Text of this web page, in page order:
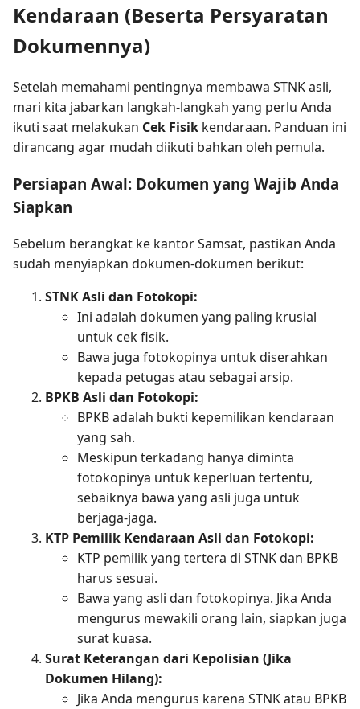
Kendaraan (Beserta Persyaratan
Dokumennya)
Setelah memahami pentingnya membawa STNK asli,
mari kita jabarkan langkah-langkah yang perlu Anda
ikuti saat melakukan Cek Fisik kendaraan. Panduan ini
dirancang agar mudah diikuti bahkan oleh pemula.
Persiapan Awal: Dokumen yang Wajib Anda
Siapkan
Sebelum berangkat ke kantor Samsat, pastikan Anda
sudah menyiapkan dokumen-dokumen berikut:
STNK Asli dan Fotokopi:
Ini adalah dokumen yang paling krusial
untuk cek fisik.
Bawa juga fotokopinya untuk diserahkan
kepada petugas atau sebagai arsip.
BPKB Asli dan Fotokopi:
BPKB adalah bukti kepemilikan kendaraan
yang sah.
Meskipun terkadang hanya diminta
fotokopinya untuk keperluan tertentu,
sebaiknya bawa yang asli juga untuk
berjaga-jaga.
KTP Pemilik Kendaraan Asli dan Fotokopi:
KTP pemilik yang tertera di STNK dan BPKB
harus sesuai.
Bawa yang asli dan fotokopinya. Jika Anda
mengurus mewakili orang lain, siapkan juga
surat kuasa.
Surat Keterangan dari Kepolisian (Jika
Dokumen Hilang):
Jika Anda mengurus karena STNK atau BPKB